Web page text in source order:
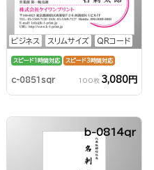
ビジネス スリムサイズ QRコード
スピード1時間対応 スピード3時間対応
c-0851sqr 100枚 3,080円
b-0814qr